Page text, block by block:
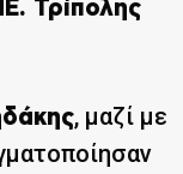
Τρίπολης
, μαζί με